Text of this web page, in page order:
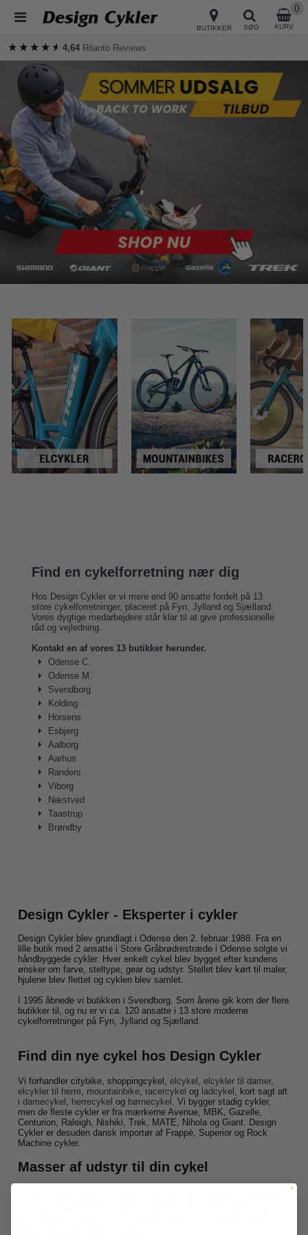
BUTIKKER SØG KURV
0
★★★★★
★★★★★4,64 Rilanto Reviews
Find en cykelforretning nær dig
Hos Design Cykler er vi mere end 90 ansatte fordelt på 13
store cykelforretninger, placeret på Fyn, Jylland og Sjælland.
Vores dygtige medarbejdere står klar til at give professionelle
råd og vejledning.
Kontakt en af vores 13 butikker herunder.
Odense C.
Odense M.
Svendborg
Kolding
Horsens
Esbjerg
Aalborg
Aarhus
Randers
Viborg
Næstved
Taastrup
Brøndby
Design Cykler - Eksperter i cykler
Design Cykler blev grundlagt i Odense den 2. februar 1988. Fra en
lille butik med 2 ansatte i Store Gråbrødrestræde i Odense solgte vi
håndbyggede cykler. Hver enkelt cykel blev bygget efter kundens
ønsker om farve, steltype, gear og udstyr. Stellet blev kørt til maler,
hjulene blev flettet og cyklen blev samlet.
I 1995 åbnede vi butikken i Svendborg. Som årene gik kom der flere
butikker til, og nu er vi ca. 120 ansatte i 13 store moderne
cykelforretninger på Fyn, Jylland og Sjælland.
Find din nye cykel hos Design Cykler
Vi forhandler citybike, shoppingcykel,elcykel ,elcykler til damer,
elcykler til herre mountainbike racercykel og ladcykel , kort sagt alt
idamecykel herrecykel og børnecykel . Vi bygger stadig cykler,
men de fleste cykler er fra mærkerne Avenue, MBK, Gazelle,
Centurion, Raleigh, Nishiki, Trek, MATE, Nihola og Giant. Design
Cykler er desuden dansk importør af Frappè, Superior og Rock
Machine cykler.
Masser af udstyr til din cykel